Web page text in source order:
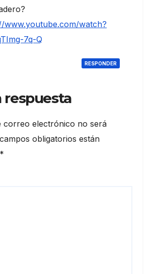
www.youtube.com/watch?
7q-Q
RESPONDER
respuesta
correo electrónico no será
obligatorios están
*